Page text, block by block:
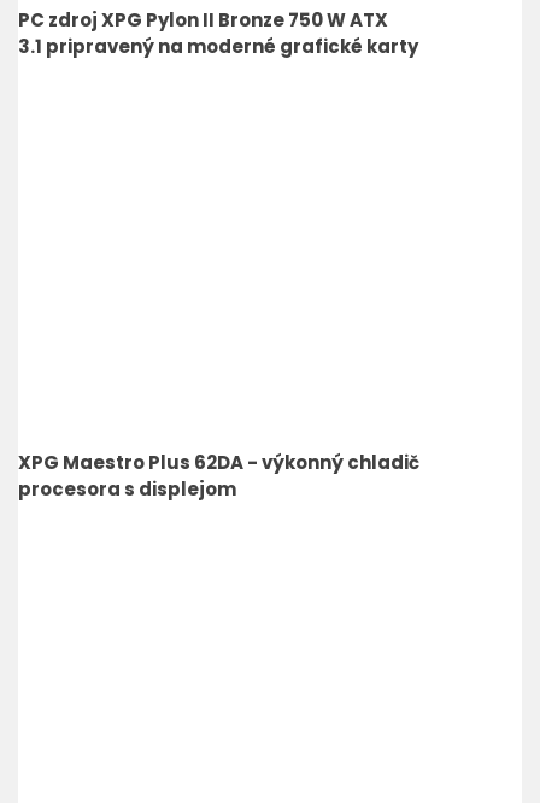
PC zdroj XPG Pylon II Bronze 750 W ATX
3.1 pripravený na moderné grafické karty
XPG Maestro Plus 62DA - výkonný chladič
procesora s displejom